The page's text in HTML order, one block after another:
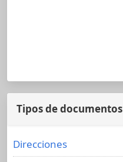
Tipos de documentos
Direcciones